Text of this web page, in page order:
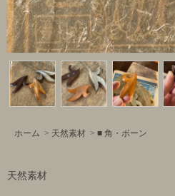
ホーム > 天然素材 > ■ 角・ボーン
天然素材